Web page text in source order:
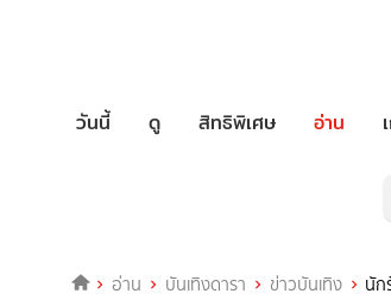
วันนี้ ดู สิทธิพิเศษ อ่าน
อ่าน บันเทิงดารา ข่าวบันเทิง นัก